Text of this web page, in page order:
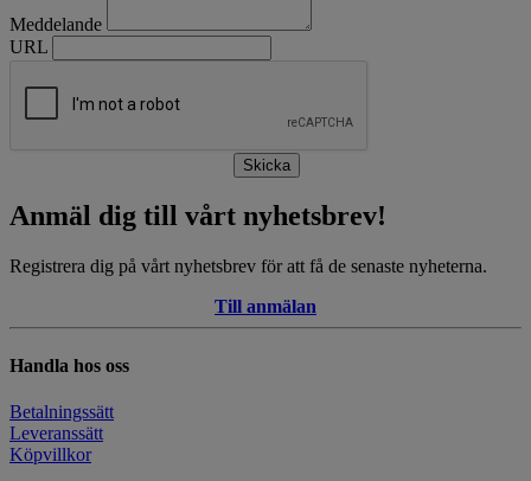
Meddelande
URL
Skicka
Anmäl dig till vårt nyhetsbrev!
Registrera dig på vårt nyhetsbrev för att få de senaste nyheterna.
Till anmälan
Handla hos oss
Betalningssätt
Leveranssätt
Köpvillkor